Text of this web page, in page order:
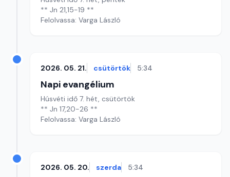
** Jn 21,15-19 **
Felolvassa: Varga László
2026. 05. 21. csütörtök 5:34
Napi evangélium
Húsvéti idő 7. hét, csütörtök
** Jn 17,20-26 **
Felolvassa: Varga László
2026. 05. 20. szerda 5:34